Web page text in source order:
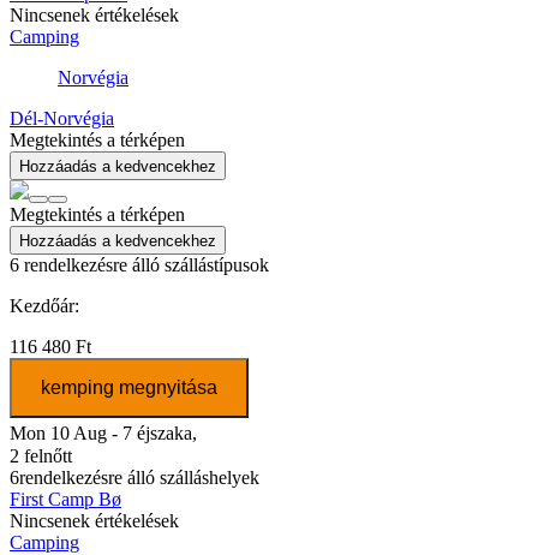
Nincsenek értékelések
Camping
Norvégia
Dél-Norvégia
Megtekintés a térképen
Hozzáadás a kedvencekhez
Megtekintés a térképen
Hozzáadás a kedvencekhez
6 rendelkezésre álló szállástípusok
Kezdőár:
116 480 Ft
kemping megnyitása
Mon 10 Aug - 7 éjszaka,
2 felnőtt
6rendelkezésre álló szálláshelyek
First Camp Bø
Nincsenek értékelések
Camping